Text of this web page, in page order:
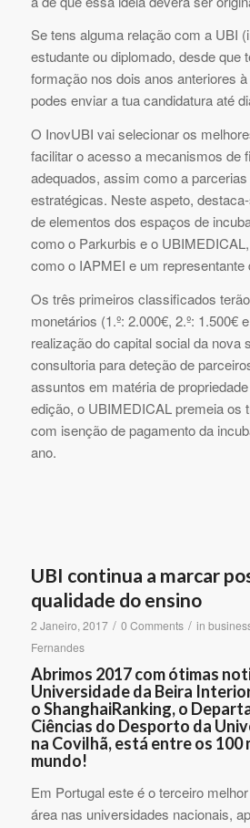
Se tens alguma relação com a UBI
estudante ou diplomado, desde que
formação nos dois anos anteriores
podes enviar a tua candidatura até
O InovUBI vai selecionar os
facilitar o acesso a mecanismos de
adequados, assim como a
estratégicas. Neste aspeto,
de elementos dos espaços de
como o Parkurbis e o
como o IAPMEI e um representante
Os três primeiros classificados
monetários (1.º: 2.000€, 2.º: 1.500€
realização do capital social da nova
consultoria para deteção de
assuntos em matéria de
edição, o UBIMEDICAL premeia os
com isenção de pagamento da
ano.
UBI continua a marcar
qualidade do ensino
2 Janeiro, 2017 / 0 Comments / in
Fernandes
Abrimos 2017 com ótimas
Universidade da Beira
o ShanghaiRanking, o
Ciências do Desporto da
na Covilhã, está entre os 100
mundo!
Em Portugal este é o terceiro
área nas universidades nacionais,